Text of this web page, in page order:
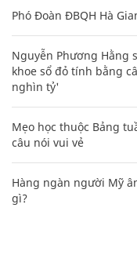
Phó Đoàn ĐBQH Hà
Nguyễn Phương Hằng
khoe sổ đỏ tính bằng
nghìn tỷ'
Mẹo học thuộc Bảng
câu nói vui vẻ
Hàng ngàn người Mỹ
gì?